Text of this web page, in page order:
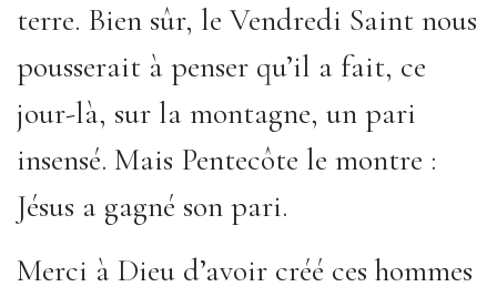
terre. Bien sûr, le Vendredi Saint nous
pousserait à penser qu’il a fait, ce
jour-là, sur la montagne, un pari
insensé. Mais Pentecôte le montre :
Jésus a gagné son pari.
Merci à Dieu d’avoir créé ces hommes